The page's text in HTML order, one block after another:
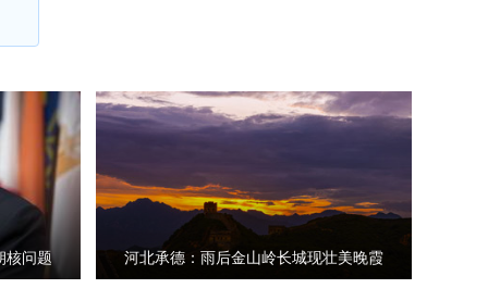
核问题 河北承德：雨后金山岭长城现壮美晚霞